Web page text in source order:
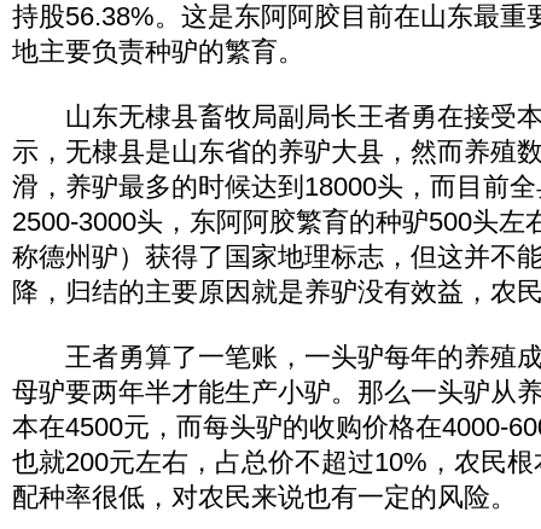
持股56.38%。这是东阿阿胶目前在山东最重
地主要负责种驴的繁育。
山东无棣县畜牧局副局长王者勇在接受
示，无棣县是山东省的养驴大县，然而养殖
滑，养驴最多的时候达到18000头，而目前
2500-3000头，东阿阿胶繁育的种驴500头左
称德州驴）获得了国家地理标志，但这并不
降，归结的主要原因就是养驴没有效益，农
王者勇算了一笔账，一头驴每年的养殖
母驴要两年半才能生产小驴。那么一头驴从
本在4500元，而每头驴的收购价格在4000-
也就200元左右，占总价不超过10%，农民
配种率很低，对农民来说也有一定的风险。